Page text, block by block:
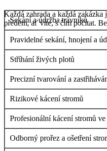
Každá zahrada a každá
předem, ať víte, s čím počítat.
Sekání a údržba trávníků
Pravidelné sekání, hnojení a
Stříhání živých plotů
Precizní tvarování a
Rizikové kácení stromů
Profesionální kácení stromů
Odborný prořez a ošetření